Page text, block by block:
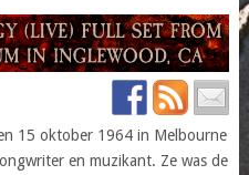
15 oktober 1964 in Melbourne
en muzikant. Ze was de